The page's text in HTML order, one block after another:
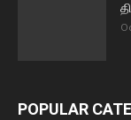
POPULAR